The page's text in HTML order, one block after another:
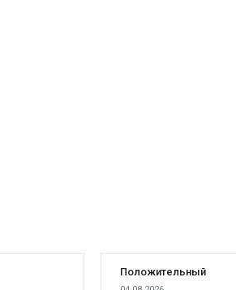
Положительный